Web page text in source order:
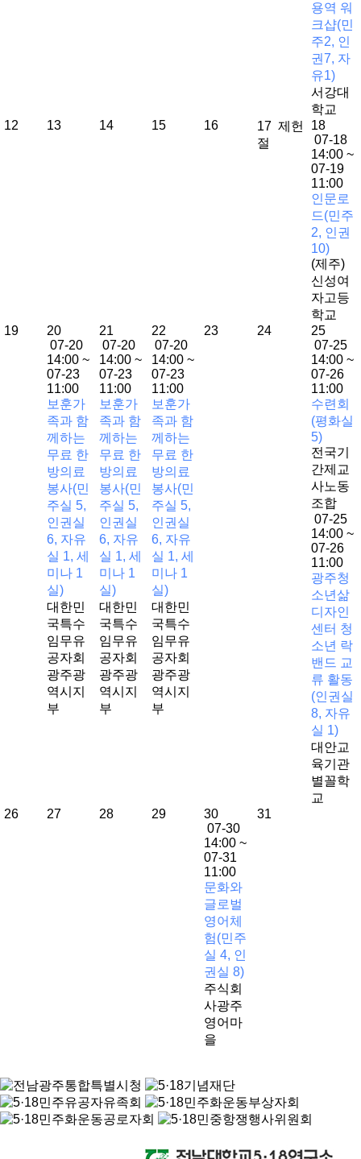
용역 워
크샵(민
주2, 인
권7, 자
유1)
서강대
학교
12
13 14 15 16 17 제헌
절
18
07-18
14:00 ~
07-19
11:00
인문로
드(민주
2, 인권
10)
(제주)
신성여
자고등
학교
19
20
07-20
14:00 ~
07-23
11:00
보훈가
족과 함
께하는
무료 한
방의료
봉사(민
주실 5,
인권실
6, 자유
실 1, 세
미나 1
실)
대한민
국특수
임무유
공자회
광주광
역시지
부
21
07-20
14:00 ~
07-23
11:00
보훈가
족과 함
께하는
무료 한
방의료
봉사(민
주실 5,
인권실
6, 자유
실 1, 세
미나 1
실)
대한민
국특수
임무유
공자회
광주광
역시지
부
22
07-20
14:00 ~
07-23
11:00
보훈가
족과 함
께하는
무료 한
방의료
봉사(민
주실 5,
인권실
6, 자유
실 1, 세
미나 1
실)
대한민
국특수
임무유
공자회
광주광
역시지
부
23 24
25
07-25
14:00 ~
07-26
11:00
수련회
(평화실
5)
전국기
간제교
사노동
조합
07-25
14:00 ~
07-26
11:00
광주청
소년삶
디자인
센터 청
소년 락
밴드 교
류 활동
(인권실
8, 자유
실 1)
대안교
육기관
별꼴학
교
26
27 28 29
30
07-30
14:00 ~
07-31
11:00
문화와
글로벌
영어체
험(민주
실 4, 인
권실 8)
주식회
사광주
영어마
을
31